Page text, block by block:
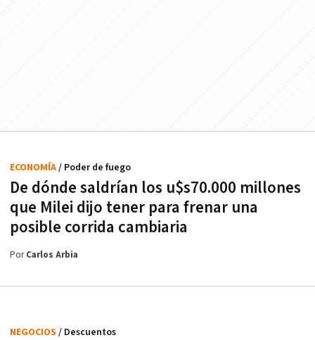
De dónde saldrían los u$s70.000 millones
que Milei dijo tener para frenar una
posible corrida cambiaria
ECONOMÍA/ Poder de fuego
PorCarlos Arbia
NEGOCIOS / Descuentos